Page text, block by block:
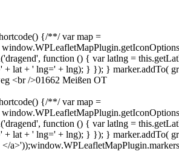
{/**/ var map =
function () { var latlng =
+ lat + ' lng=' + lng); } }); } marker.addTo(
<br />01662 Meißen OT
{/**/ var map =
function () { var latlng =
+ lat + ' lng=' + lng); } }); } marker.addTo(